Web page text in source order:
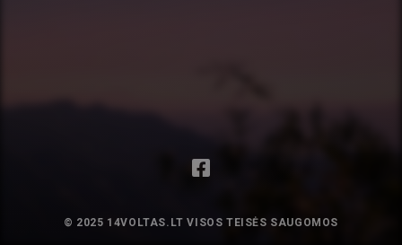
© 2025 14VOLTAS.LT VISOS TEISĖS SAUGOMOS